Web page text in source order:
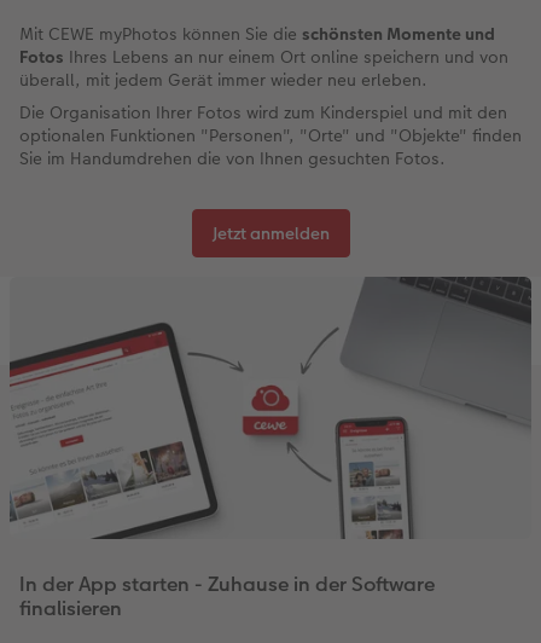
Mit CEWE myPhotos können Sie die schönsten Momente und
Fotos Ihres Lebens an nur einem Ort online speichern und von
überall, mit jedem Gerät immer wieder neu erleben.
Die Organisation Ihrer Fotos wird zum Kinderspiel und mit den
optionalen Funktionen "Personen", "Orte" und "Objekte" finden
Sie im Handumdrehen die von Ihnen gesuchten Fotos.
Jetzt anmelden
In der App starten - Zuhause in der Software
finalisieren